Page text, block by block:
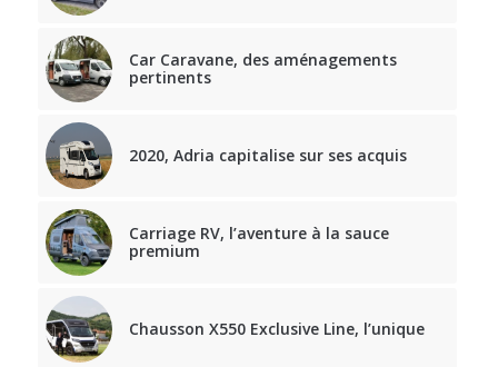
Car Caravane, des aménagements
pertinents
2020, Adria capitalise sur ses acquis
Carriage RV, l’aventure à la sauce
premium
Chausson X550 Exclusive Line, l’unique